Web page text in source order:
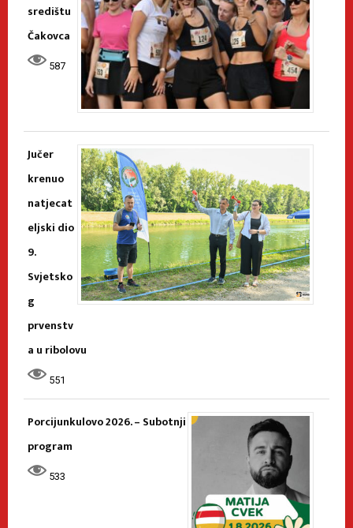
središtu
Čakovca
587
Jučer
krenuo
natjecat
eljski dio
9.
Svjetsko
g
prvenstv
a u ribolovu
551
Porcijunkulovo 2026. – Subotnji
program
533